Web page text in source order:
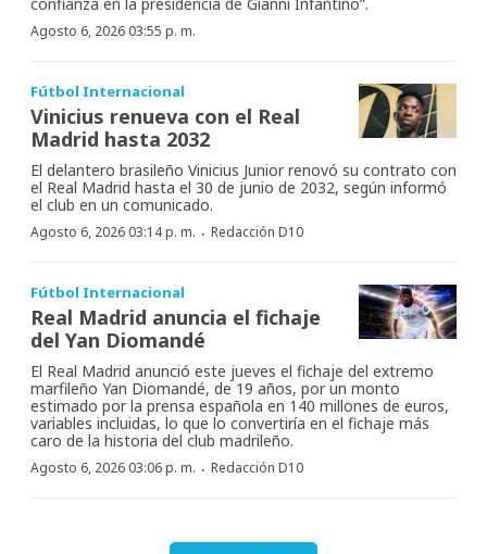
Agosto 6, 2026 03:55 p. m.
Fútbol Internacional
Vinicius renueva con el Real
Madrid hasta 2032
El delantero brasileño Vinicius Junior renovó su contrato con
el Real Madrid hasta el 30 de junio de 2032, según informó
el club en un comunicado.
Agosto 6, 2026 03:14 p. m. · Redacción D10
Fútbol Internacional
Real Madrid anuncia el fichaje
del Yan Diomandé
El Real Madrid anunció este jueves el fichaje del extremo
marfileño Yan Diomandé, de 19 años, por un monto
estimado por la prensa española en 140 millones de euros,
variables incluidas, lo que lo convertiría en el fichaje más
caro de la historia del club madrileño.
Agosto 6, 2026 03:06 p. m. · Redacción D10